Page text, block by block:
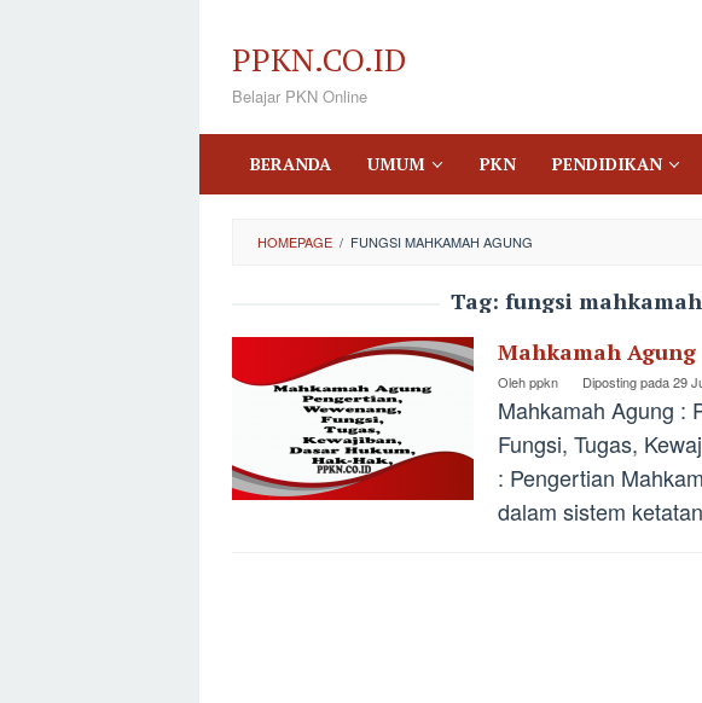
konten
PPKN.CO.ID
Belajar PKN Online
BERANDA UMUM PKN PENDIDIKAN
HOMEPAGE / FUNGSI MAHKAMAH AGUNG
Tag: fungsi
Mahkamah Agung
Olehppkn Diposting pada29
Mahkamah Agung :
Fungsi, Tugas,
: Pengertian
dalam sistem